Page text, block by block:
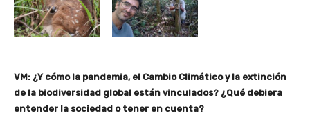
VM: ¿Y cómo la pandemia, el Cambio Climático y la extinción
de la biodiversidad global están vinculados? ¿Qué debiera
entender la sociedad o tener en cuenta?